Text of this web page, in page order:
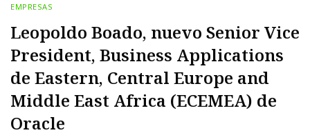
EMPRESAS
Leopoldo Boado, nuevo Senior Vice
President, Business Applications
de Eastern, Central Europe and
Middle East Africa (ECEMEA) de
Oracle